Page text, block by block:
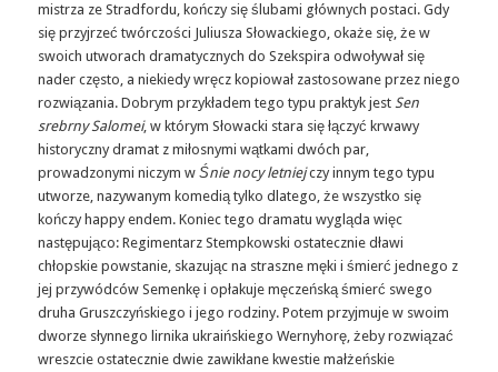
mistrza ze Stradfordu, kończy się ślubami głównych postaci. Gdy
się przyjrzeć twórczości Juliusza Słowackiego, okaże się, że w
swoich utworach dramatycznych do Szekspira odwoływał się
nader często, a niekiedy wręcz kopiował zastosowane przez niego
rozwiązania. Dobrym przykładem tego typu praktyk jest Sen
srebrny Salomei, w którym Słowacki stara się łączyć krwawy
historyczny dramat z miłosnymi wątkami dwóch par,
prowadzonymi niczym w Śnie nocy letniejczy innym tego typu
utworze, nazywanym komedią tylko dlatego, że wszystko się
kończy happy endem. Koniec tego dramatu wygląda więc
następująco: Regimentarz Stempkowski ostatecznie dławi
chłopskie powstanie, skazując na straszne męki i śmierć jednego z
jej przywódców Semenkę i opłakuje męczeńską śmierć swego
druha Gruszczyńskiego i jego rodziny. Potem przyjmuje w swoim
dworze słynnego lirnika ukraińskiego Wernyhorę, żeby rozwiązać
wreszcie ostatecznie dwie zawikłane kwestie małżeńskie